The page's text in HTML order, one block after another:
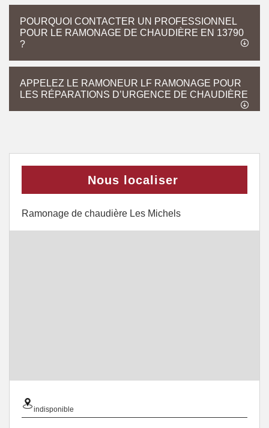
POURQUOI CONTACTER UN PROFESSIONNEL
POUR LE RAMONAGE DE CHAUDIÈRE EN 13790
?
APPELEZ LE RAMONEUR LF RAMONAGE POUR
LES RÉPARATIONS D’URGENCE DE CHAUDIÈRE
Nous localiser
Ramonage de chaudière Les Michels
indisponible